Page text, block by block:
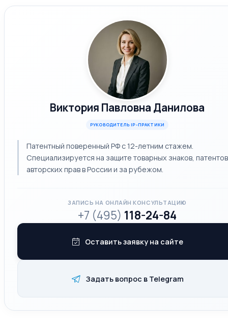
Виктория Павловна Данилова
РУКОВОДИТЕЛЬ IP-ПРАКТИКИ
Патентный поверенный РФ с 12-летним стажем.
Специализируется на защите товарных знаков,
авторских прав в России и за рубежом.
ЗАПИСЬ НА ОНЛАЙН КОНСУЛЬТАЦИЮ
+7 (495) 118-24-84
Оставить заявку на сайте
Задать вопрос в Telegram